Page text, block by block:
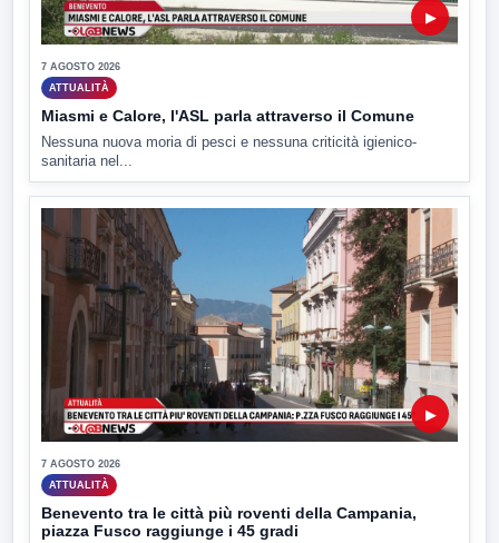
▶
7 AGOSTO 2026
ATTUALITÀ
Miasmi e Calore, l'ASL parla attraverso il Comune
Nessuna nuova moria di pesci e nessuna criticità igienico-
sanitaria nel...
▶
7 AGOSTO 2026
ATTUALITÀ
Benevento tra le città più roventi della Campania,
piazza Fusco raggiunge i 45 gradi